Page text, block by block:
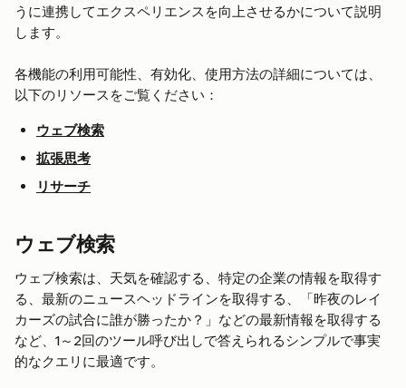
うに連携してエクスペリエンスを向上させるかについて説明
します。
各機能の利用可能性、有効化、使用方法の詳細については、
以下のリソースをご覧ください：
ウェブ検索
拡張思考
リサーチ
ウェブ検索
ウェブ検索は、天気を確認する、特定の企業の情報を取得す
る、最新のニュースヘッドラインを取得する、「昨夜のレイ
カーズの試合に誰が勝ったか？」などの最新情報を取得する
など、1～2回のツール呼び出しで答えられるシンプルで事実
的なクエリに最適です。